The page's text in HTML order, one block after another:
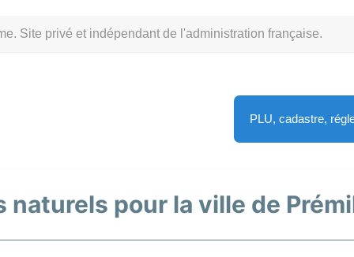
Site privé et indépendant de l'administration française.
PLU, cadastre,
naturels pour la ville de